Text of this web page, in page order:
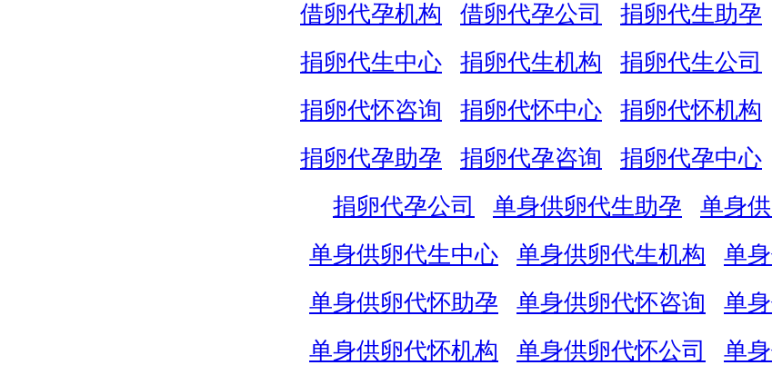
借卵代孕机构
借卵代孕公司 捐卵代生助孕
捐卵代生中心
捐卵代生机构 捐卵代生公司
捐卵代怀咨询
捐卵代怀中心 捐卵代怀机构
捐卵代孕助孕
捐卵代孕咨询 捐卵代孕中心
捐卵代孕公司
单身供卵代生助孕
单身
单身供卵代生中心
单身供卵代生机构
单
单身供卵代怀助孕
单身供卵代怀咨询
单
单身供卵代怀机构
单身供卵代怀公司
单